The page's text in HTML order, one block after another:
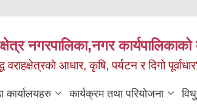
नगरपालिका,नगर
वराहक्षेत्रकाे आधार, कृषि, पर्यटन र दिगो
कार्यालयहरु कार्यक्रम तथा परियोजना